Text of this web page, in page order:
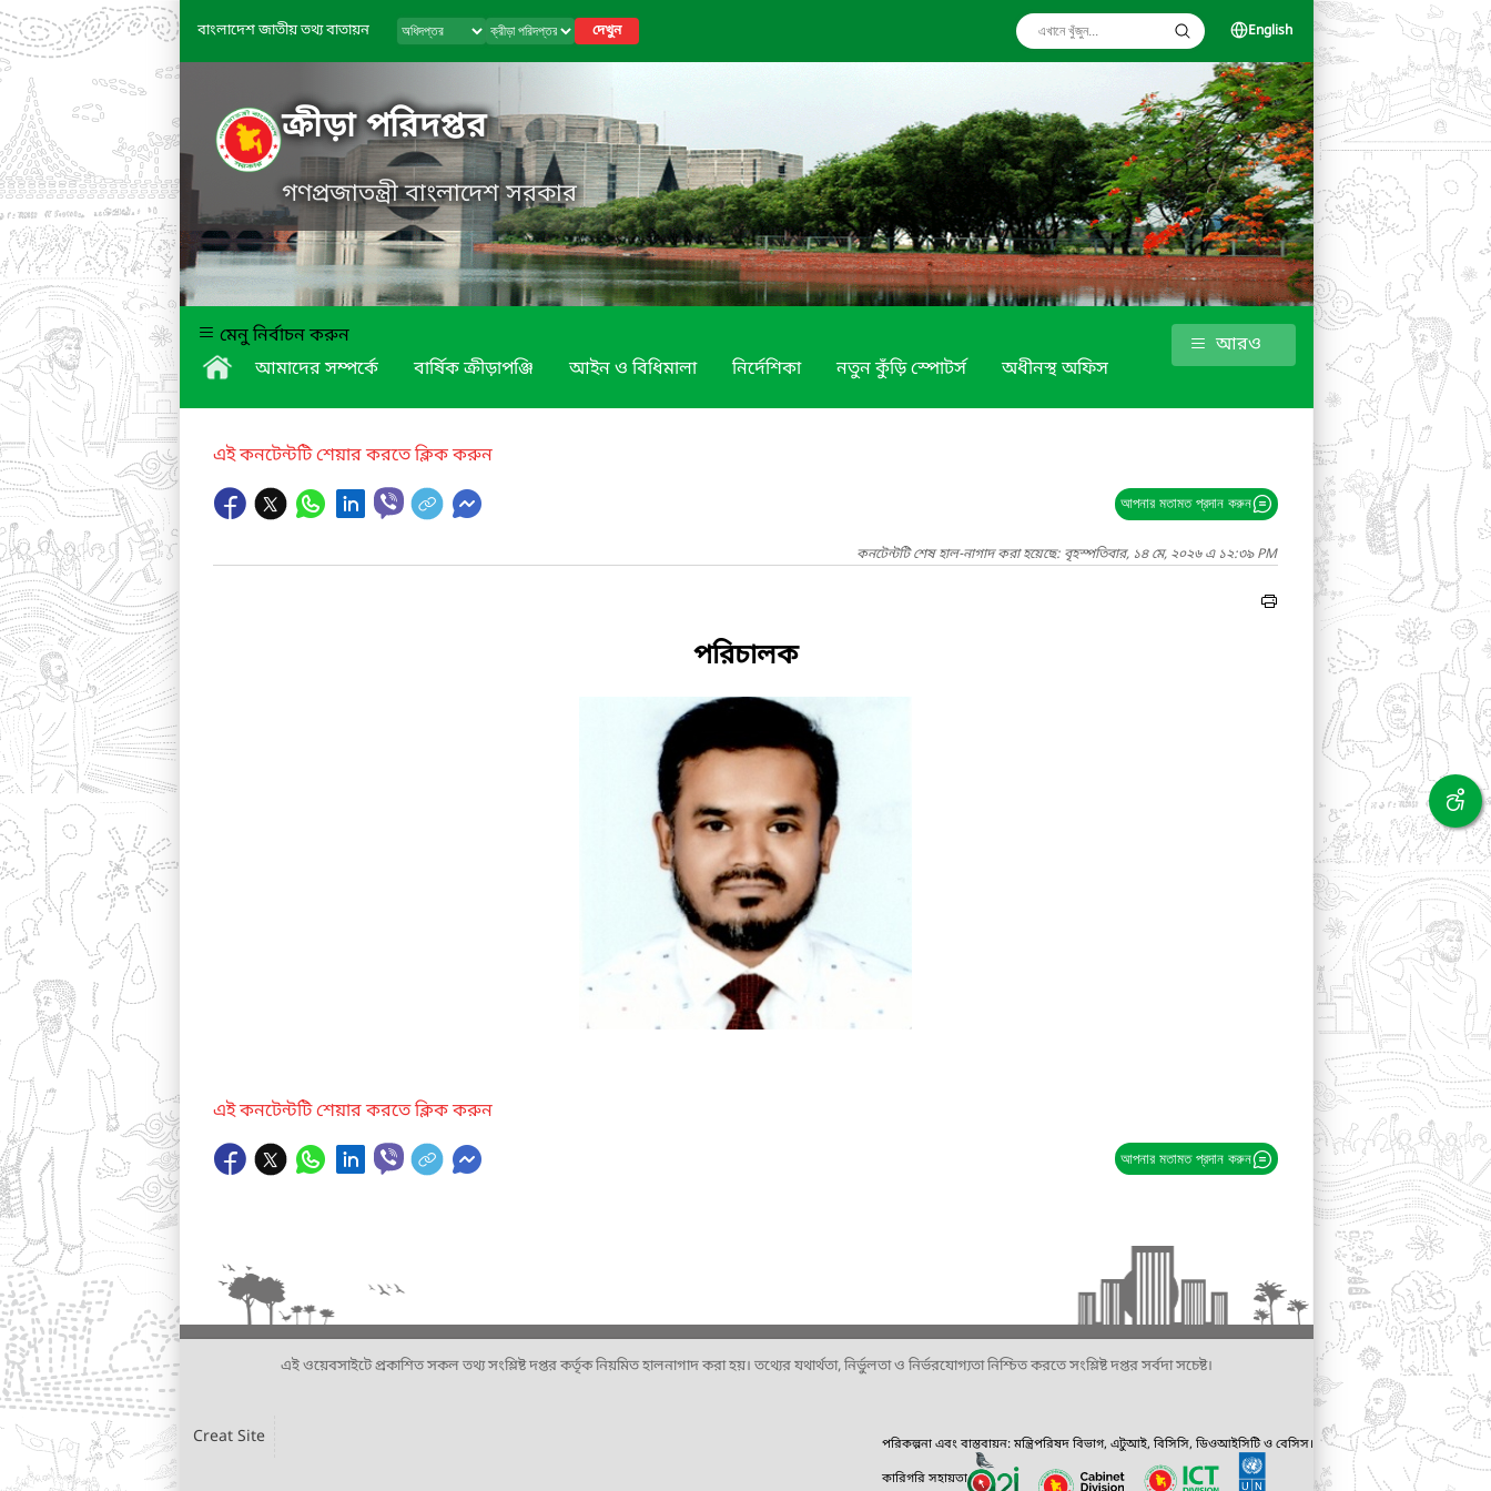
বাংলাদেশ জাতীয় তথ্য বাতায়ন দেখুন English
ক্রীড়া পরিদপ্তর
গণপ্রজাতন্ত্রী বাংলাদেশ সরকার
মেনু নির্বাচন করুন
আমাদের সম্পর্কে
বার্ষিক ক্রীড়াপঞ্জি আইন ও বিধিমালা নির্দেশিকা নতুন কুঁড়ি স্পোটর্স অধীনস্থ অফিস
আরও
এই কনটেন্টটি শেয়ার করতে ক্লিক করুন
আপনার মতামত প্রদান করুন
কনটেন্টটি শেষ হাল-নাগাদ করা হয়েছে: বৃহস্পতিবার, ১৪ মে, ২০২৬ এ ১২:৩৯ PM
পরিচালক
এই কনটেন্টটি শেয়ার করতে ক্লিক করুন
আপনার মতামত প্রদান করুন
এই ওয়েবসাইটে প্রকাশিত সকল তথ্য সংশ্লিষ্ট দপ্তর কর্তৃক নিয়মিত হালনাগাদ করা হয়। তথ্যের যথার্থতা, নির্ভুলতা ও নির্ভরযোগ্যতা নিশ্চিত করতে সংশ্লিষ্ট দপ্তর সর্বদা সচেষ্ট।
Creat Site পরিকল্পনা এবং বাস্তবায়ন: মন্ত্রিপরিষদ বিভাগ, এটুআই, বিসিসি, ডিওআইসিটি ও বেসিস।
কারিগরি সহায়তা